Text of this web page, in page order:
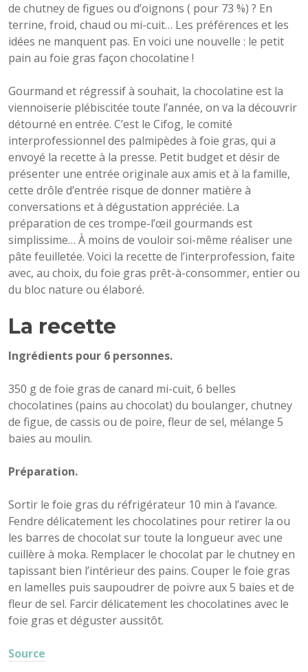
de chutney de figues ou d’oignons ( pour 73 %) ? En
terrine, froid, chaud ou mi-cuit… Les préférences et les
idées ne manquent pas. En voici une nouvelle : le petit
pain au foie gras façon chocolatine !
Gourmand et régressif à souhait, la chocolatine est la
viennoiserie plébiscitée toute l’année, on va la découvrir
détourné en entrée. C’est le Cifog, le comité
interprofessionnel des palmipèdes à foie gras, qui a
envoyé la recette à la presse. Petit budget et désir de
présenter une entrée originale aux amis et à la famille,
cette drôle d’entrée risque de donner matière à
conversations et à dégustation appréciée. La
préparation de ces trompe-l’œil gourmands est
simplissime… À moins de vouloir soi-même réaliser une
pâte feuilletée. Voici la recette de l’interprofession, faite
avec, au choix, du foie gras prêt-à-consommer, entier ou
du bloc nature ou élaboré.
La recette
Ingrédients pour 6 personnes.
350 g de foie gras de canard mi-cuit, 6 belles
chocolatines (pains au chocolat) du boulanger, chutney
de figue, de cassis ou de poire, fleur de sel, mélange 5
baies au moulin.
Préparation.
Sortir le foie gras du réfrigérateur 10 min à l’avance.
Fendre délicatement les chocolatines pour retirer la ou
les barres de chocolat sur toute la longueur avec une
cuillère à moka. Remplacer le chocolat par le chutney en
tapissant bien l’intérieur des pains. Couper le foie gras
en lamelles puis saupoudrer de poivre aux 5 baies et de
fleur de sel. Farcir délicatement les chocolatines avec le
foie gras et déguster aussitôt.
Source